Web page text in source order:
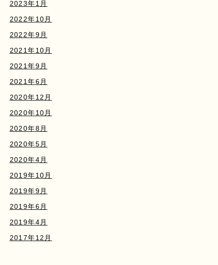
2023年1月
2022年10月
2022年9月
2021年10月
2021年9月
2021年6月
2020年12月
2020年10月
2020年8月
2020年5月
2020年4月
2019年10月
2019年9月
2019年6月
2019年4月
2017年12月